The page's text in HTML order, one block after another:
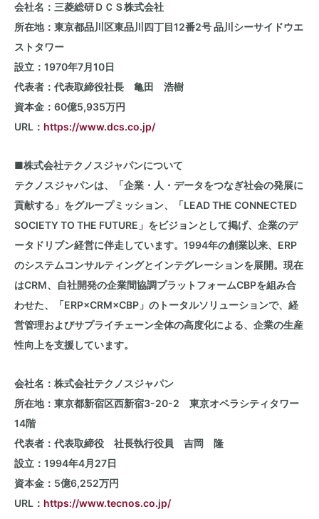
会社名：三菱総研ＤＣＳ株式会社
所在地：東京都品川区東品川四丁目12番2号 品川シーサイドウエ
ストタワー
設立： 1970年7月10日
代表者：代表取締役社長 亀田 浩樹
資本金： 60億5,935万円
URL： https://www.dcs.co.jp/
■株式会社テクノスジャパンについて
テクノスジャパンは、「企業・人・データをつなぎ社会の発展に
貢献する」をグループミッション、「LEAD THE CONNECTED
SOCIETY TO THE FUTURE 」をビジョンとして掲げ、企業のデ
ータドリブン経営に伴走しています。 1994年の創業以来、 ERP
のシステムコンサルティングとインテグレーションを展開。現在
はCRM、自社開発の企業間協調プラットフォームCBPを組み合
わせた、「ERP×CRM×CBP 」のトータルソリューションで、経
営管理およびサプライチェーン全体の高度化による、企業の生産
性向上を支援しています。
会社名：株式会社テクノスジャパン
所在地：東京都新宿区西新宿3-20-2 東京オペラシティタワー
14階
代表者：代表取締役 社長執行役員 吉岡 隆
設立： 1994年4月27日
資本金： 5億6,252万円
URL： https://www.tecnos.co.jp/